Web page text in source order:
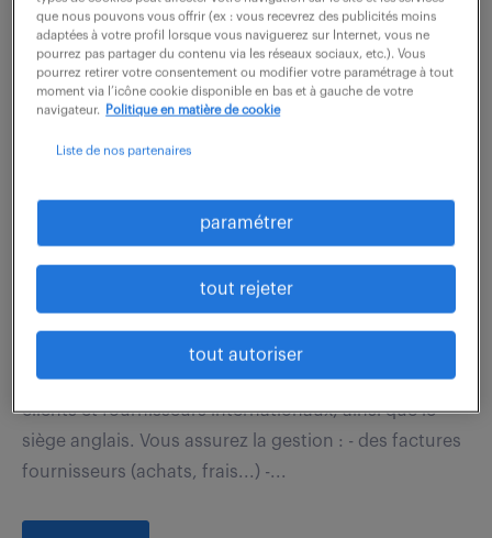
vos projets, vous assurez la gestion globale des...
voir l'offre
comptable général anglais (f/h)
intérim
46 000 € / an
Vous intégrez l'équipe comptable, en lien avec des
clients et fournisseurs internationaux, ainsi que le
siège anglais. Vous assurez la gestion : - des factures
fournisseurs (achats, frais...) -...
que nous pouvons vous offrir (ex : vous recevrez des publicités moins
adaptées à votre profil lorsque vous naviguerez sur Internet, vous ne
pourrez pas partager du contenu via les réseaux sociaux, etc.). Vous
pourrez retirer votre consentement ou modifier votre paramétrage à tout
moment via l’icône cookie disponible en bas et à gauche de votre
navigateur.
Politique en matière de cookie
Liste de nos partenaires
paramétrer
tout rejeter
tout autoriser